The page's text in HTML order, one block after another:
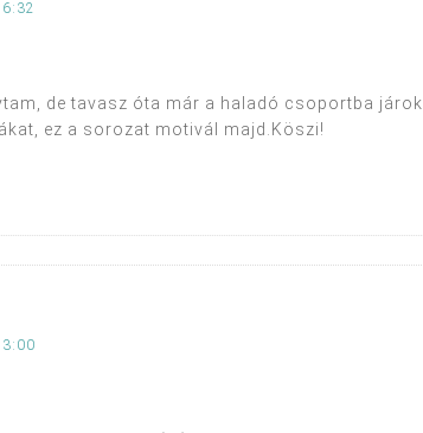
de tavasz óta már a haladó csoportba járok.
ez a sorozat motivál majd.Köszi!